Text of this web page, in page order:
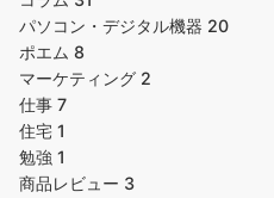
パソコン・デジタル機器 20
ポエム 8
マーケティング 2
仕事 7
住宅 1
勉強 1
商品レビュー 3